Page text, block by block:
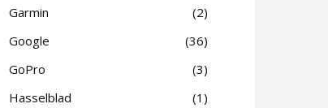
Garmin
2
Google
36
GoPro
3
Hasselblad
1